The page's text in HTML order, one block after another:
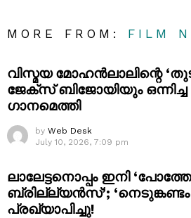
MORE FROM: FILM
വിസ്മയ മോഹൻലാലിന്റെ
ജേക്സ് ബിജോയിയും
ഗാനമെത്തി
by Web Desk
July 10, 2026, 7:09 pm
ലാലേട്ടനൊപ്പം ഇനി
ബ്രില്ല്യൻസ്’; ‘നെടുങ്കണ്ടം
പ്രഖ്യാപിച്ചു!